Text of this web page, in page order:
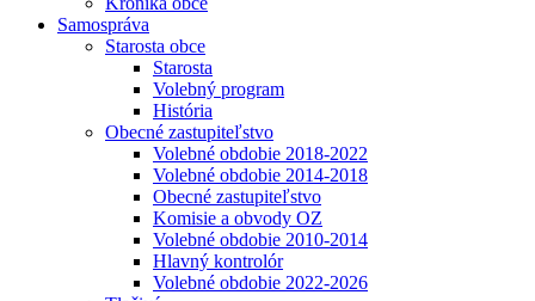
Samospráva
Starosta obce
Starosta
Volebný program
História
Obecné zastupiteľstvo
Volebné obdobie 2018-2022
Volebné obdobie 2014-2018
Obecné zastupiteľstvo
Komisie a obvody OZ
Volebné obdobie 2010-2014
Hlavný kontrolór
Volebné obdobie 2022-2026